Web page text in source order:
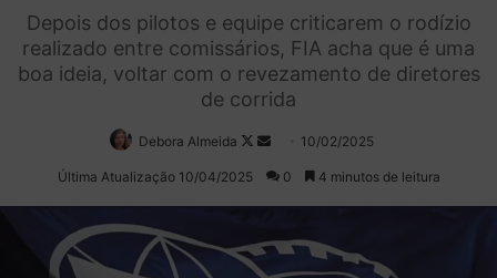
Depois dos pilotos e equipe criticarem o rodízio
realizado entre comissários, FIA acha que é uma
boa ideia, voltar com o revezamento de diretores
de corrida
Debora Almeida
Follow
on
Mande
um
10/02/2025
Última Atualização 10/04/2025 0 4 minutos de leitura